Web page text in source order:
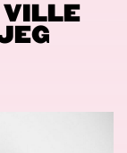
VILLE